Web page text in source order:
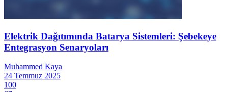
Elektrik Dağıtımında Batarya Sistemleri: Şebekeye
Entegrasyon Senaryoları
Muhammed Kaya
24 Temmuz 2025
100